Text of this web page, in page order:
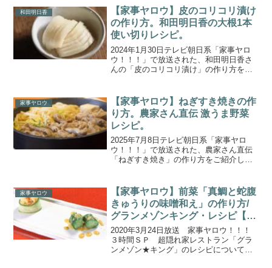
和田明日香
【家事ヤロウ】皮のコリコリ漬け
の作り方。和田明日香の大根1本
使い切りレシピ。
2024年1月30日テレビ朝日系「家事ヤロ
ウ！！！」で放送された、和田明日香さ
んの「皮のコリコリ漬け」の作り方をご
るまでの35分の間に絶品おかずをつくる
「和田明日香VS...
家事ヤロウ
【家事ヤロウ】ねぎすき焼きの作
り方。農家さん直伝 激うま野菜
レシピ。
2025年7月8日テレビ朝日系「家事ヤロ
ウ！！！」で放送された、農家さん直伝
「ねぎすき焼き」の作り方をご紹介しま
して驚きランキングを大発表！玉ねぎVS
なすVSトマト...
家事ヤロウ
【家事ヤロウ】前菜「真鯛と蛇腹
きゅうりの味噌和え」の作り方/
グランメゾンキング・レシピ【3
時間SP】（2020.3.24）
2020年3月24日放送 家事ヤロウ！！！
３時間ＳＰ 超隠れ家レストラン「グラ
ンメゾン★キング」のレシピについて取